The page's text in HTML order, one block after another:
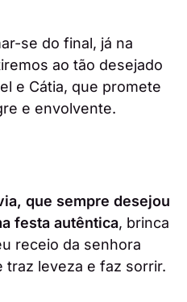
se do final, já na
ao tão desejado
e Cátia, que promete
e envolvente.
que sempre desejou
festa autêntica, brinca
receio da senhora
traz leveza e faz sorrir.